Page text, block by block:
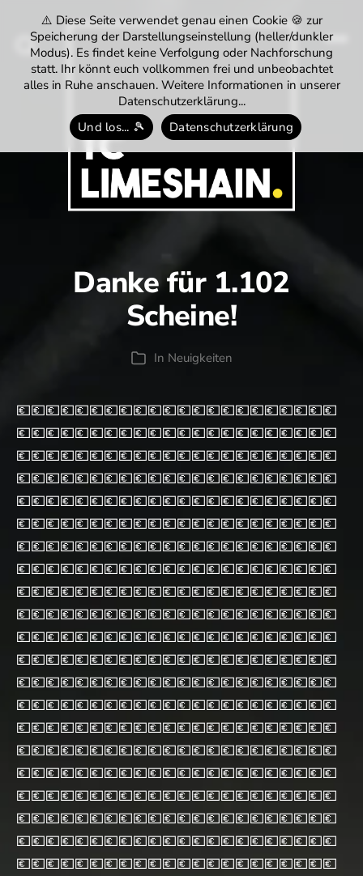
e.V.
Danke für 1.102
Scheine!
Kategorien
In Neuigkeiten
💶💶💶💶💶💶💶💶💶💶💶💶💶💶💶💶💶💶💶💶💶💶
💶💶💶💶💶💶💶💶💶💶💶💶💶💶💶💶💶💶💶💶💶💶
💶💶💶💶💶💶💶💶💶💶💶💶💶💶💶💶💶💶💶💶💶💶
💶💶💶💶💶💶💶💶💶💶💶💶💶💶💶💶💶💶💶💶💶💶
💶💶💶💶💶💶💶💶💶💶💶💶💶💶💶💶💶💶💶💶💶💶
💶💶💶💶💶💶💶💶💶💶💶💶💶💶💶💶💶💶💶💶💶💶
💶💶💶💶💶💶💶💶💶💶💶💶💶💶💶💶💶💶💶💶💶💶
💶💶💶💶💶💶💶💶💶💶💶💶💶💶💶💶💶💶💶💶💶💶
💶💶💶💶💶💶💶💶💶💶💶💶💶💶💶💶💶💶💶💶💶💶
💶💶💶💶💶💶💶💶💶💶💶💶💶💶💶💶💶💶💶💶💶💶
💶💶💶💶💶💶💶💶💶💶💶💶💶💶💶💶💶💶💶💶💶💶
💶💶💶💶💶💶💶💶💶💶💶💶💶💶💶💶💶💶💶💶💶💶
💶💶💶💶💶💶💶💶💶💶💶💶💶💶💶💶💶💶💶💶💶💶
💶💶💶💶💶💶💶💶💶💶💶💶💶💶💶💶💶💶💶💶💶💶
💶💶💶💶💶💶💶💶💶💶💶💶💶💶💶💶💶💶💶💶💶💶
💶💶💶💶💶💶💶💶💶💶💶💶💶💶💶💶💶💶💶💶💶💶
💶💶💶💶💶💶💶💶💶💶💶💶💶💶💶💶💶💶💶💶💶💶
💶💶💶💶💶💶💶💶💶💶💶💶💶💶💶💶💶💶💶💶💶💶
💶💶💶💶💶💶💶💶💶💶💶💶💶💶💶💶💶💶💶💶💶💶
💶💶💶💶💶💶💶💶💶💶💶💶💶💶💶💶💶💶💶💶💶💶
💶💶💶💶💶💶💶💶💶💶💶💶💶💶💶💶💶💶💶💶💶💶
⚠️ Diese Seite verwendet genau einen Cookie 🍪 zur
Speicherung der Darstellungseinstellung (heller/dunkler
Modus). Es findet keine Verfolgung oder Nachforschung
statt. Ihr könnt euch vollkommen frei und unbeobachtet
alles in Ruhe anschauen. Weitere Informationen in unserer
Datenschutzerklärung...
Und los... 🎾
Datenschutzerklärung